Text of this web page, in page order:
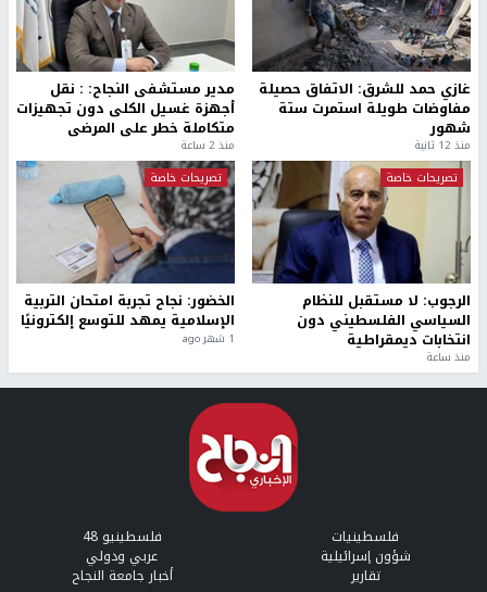
غازي حمد للشرق: الاتفاق حصيلة
مفاوضات طويلة استمرت ستة
شهور
منذ 12 ثانية
مدير مستشفى النجاح: : نقل
أجهزة غسيل الكلى دون تجهيزات
متكاملة خطر على المرضى
منذ 2 ساعة
تصريحات خاصة
الرجوب: لا مستقبل للنظام
السياسي الفلسطيني دون
انتخابات ديمقراطية
منذ ساعة
تصريحات خاصة
الخضور: نجاح تجربة امتحان التربية
الإسلامية يمهد للتوسع إلكترونيًا
1 شهر ago
فلسطينيات فلسطينيو 48
شؤون إسرائيلية عربي ودولي
تقارير أخبار جامعة النجاح